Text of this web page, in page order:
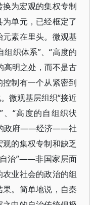
为宏观的集权专制
单元，已经框定了
素在里头。微观基
组织体系”、“高度的
高明之处，而不是古
制有一个从紧密到
微观基层组织“接近
、“高度的自组织状
的政府——经济——社
的集权专制和缺乏
治”——非国家层面
业社会的政治的组
。简单地说，自秦